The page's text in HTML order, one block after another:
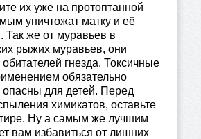
их уже на протоптанной
уничтожат матку и её
Так же от муравьев в
рыжих муравьев, они
гнезда. Токсичные
обязательно
опасны для детей. Перед
химикатов, оставьте
Ну а самым же лучшим
вам избавиться от лишних